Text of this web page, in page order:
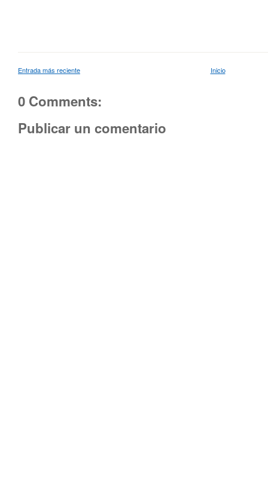
Entrada más reciente Inicio
0 Comments:
Publicar un comentario